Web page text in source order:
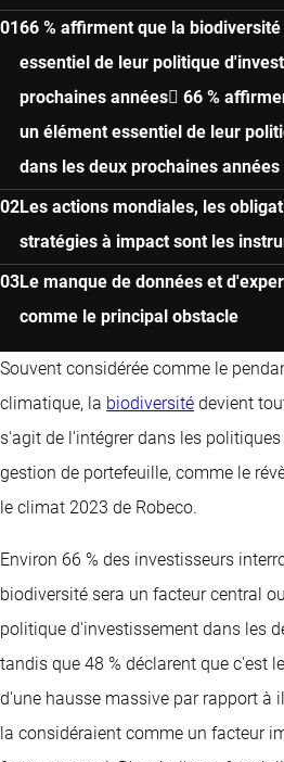
66 % affirment que la
essentiel de leur politique
prochaines années 66 %
un élément essentiel de leur
dans les deux prochaines années
Les actions mondiales, les
stratégies à impact sont les
Le manque de données et
comme le principal obstacle
Souvent considérée comme le
climatique, la biodiversité devient
s'agit de l'intégrer dans les
gestion de portefeuille, comme le
le climat 2023 de Robeco.
Environ 66 % des investisseurs
biodiversité sera un facteur central
politique d'investissement dans les
tandis que 48 % déclarent que c'est
d'une hausse massive par rapport à
la considéraient comme un facteur